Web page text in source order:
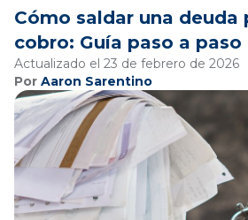
Cómo saldar una deuda
cobro: Guía paso a paso
Actualizado el 23 de febrero de 2026
Por Aaron Sarentino